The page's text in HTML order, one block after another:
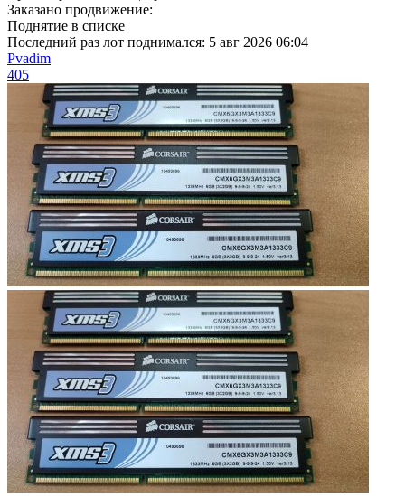
Заказано продвижение:
Поднятие в списке
Последний раз лот поднимался: 5 авг 2026 06:04
Pvadim
405